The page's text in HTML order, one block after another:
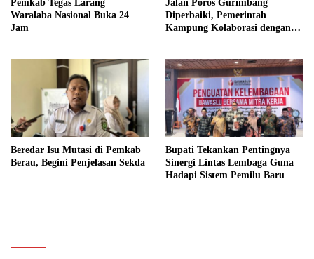
Pemkab Tegas Larang
Waralaba Nasional Buka 24
Jam
Jalan Poros Gurimbang
Diperbaiki, Pemerintah
Kampung Kolaborasi dengan
Beredar Isu Mutasi di Pemkab
Berau, Begini Penjelasan Sekda
Bupati Tekankan Pentingnya
Sinergi Lintas Lembaga Guna
Hadapi Sistem Pemilu Baru